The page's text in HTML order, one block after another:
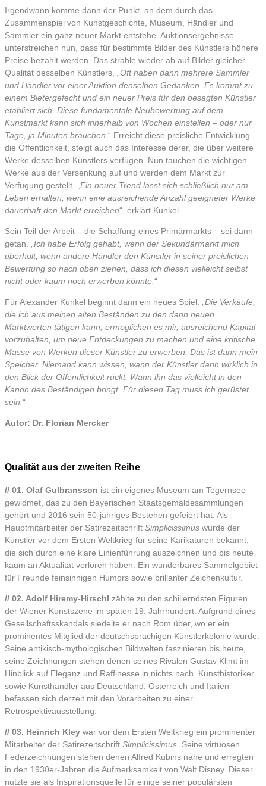
Irgendwann komme dann der Punkt, an dem durch das
Zusammenspiel von Kunstgeschichte, Museum, Händler und
Sammler ein ganz neuer Markt entstehe. Auktionsergebnisse
unterstreichen nun, dass für bestimmte Bilder des Künstlers höhere
Preise bezahlt werden. Das strahle wieder ab auf Bilder gleicher
Qualität desselben Künstlers. „ Oft haben dann mehrere Sammler
und Händler vor einer Auktion denselben Gedanken. Es kommt zu
einem Bietergefecht und ein neuer Preis für den besagten Künstler
etabliert sich. Diese fundamentale Neubewertung auf dem
Kunstmarkt kann sich innerhalb von Wochen einstellen – oder nur
Tage, ja Minuten brauchen. “ Erreicht diese preisliche Entwicklung
die Öffentlichkeit, steigt auch das Interesse derer, die über weitere
Werke desselben Künstlers verfügen. Nun tauchen die wichtigen
Werke aus der Versenkung auf und werden dem Markt zur
Verfügung gestellt. „ Ein neuer Trend lässt sich schließlich nur am
Leben erhalten, wenn eine ausreichende Anzahl geeigneter Werke
dauerhaft den Markt erreichen“, erklärt Kunkel.
Sein Teil der Arbeit – die Schaffung eines Primärmarkts – sei dann
getan. „ Ich habe Erfolg gehabt, wenn der Sekundärmarkt mich
überholt, wenn andere Händler den Künstler in seiner preislichen
Bewertung so nach oben ziehen, dass ich diesen vielleicht selbst
nicht oder kaum noch erwerben könnte. “
Für Alexander Kunkel beginnt dann ein neues Spiel. „ Die Verkäufe,
die ich aus meinen alten Beständen zu den dann neuen
Marktwerten tätigen kann, ermöglichen es mir, ausreichend Kapital
vorzuhalten, um neue Entdeckungen zu machen und eine kritische
Masse von Werken dieser Künstler zu erwerben. Das ist dann mein
Speicher. Niemand kann wissen, wann der Künstler dann wirklich in
den Blick der Öffentlichkeit rückt. Wann ihn das vielleicht in den
Kanon des Beständigen bringt. Für diesen Tag muss ich gerüstet
sein. “
Autor: Dr. Florian Mercker
Qualität aus der zweiten Reihe
// 01. Olaf Gulbransson ist ein eigenes Museum am Tegernsee
gewidmet, das zu den Bayerischen Staatsgemäldesammlungen
gehört und 2016 sein 50-jähriges Bestehen gefeiert hat. Als
Hauptmitarbeiter der Satirezeitschrift Simplicissimus wurde der
Künstler vor dem Ersten Weltkrieg für seine Karikaturen bekannt,
die sich durch eine klare Linienführung auszeichnen und bis heute
kaum an Aktualität verloren haben. Ein wunderbares Sammelgebiet
für Freunde feinsinnigen Humors sowie brillanter Zeichenkultur.
// 02. Adolf Hiremy-Hirschl zählte zu den schillerndsten Figuren
der Wiener Kunstszene im späten 19. Jahrhundert. Aufgrund eines
Gesellschaftsskandals siedelte er nach Rom über, wo er ein
prominentes Mitglied der deutschsprachigen Künstlerkolonie wurde.
Seine antikisch-mythologischen Bildwelten faszinieren bis heute,
seine Zeichnungen stehen denen seines Rivalen Gustav Klimt im
Hinblick auf Eleganz und Raffinesse in nichts nach. Kunsthistoriker
sowie Kunsthändler aus Deutschland, Österreich und Italien
befassen sich derzeit mit den Vorarbeiten zu einer
Retrospektivausstellung.
// 03. Heinrich Kley war vor dem Ersten Weltkrieg ein prominenter
Mitarbeiter der Satirezeitschrift Simplicissimus . Seine virtuosen
Federzeichnungen stehen denen Alfred Kubins nahe und erregten
in den 1930er-Jahren die Aufmerksamkeit von Walt Disney. Dieser
nutzte sie als Inspirationsquelle für einige seiner populärsten